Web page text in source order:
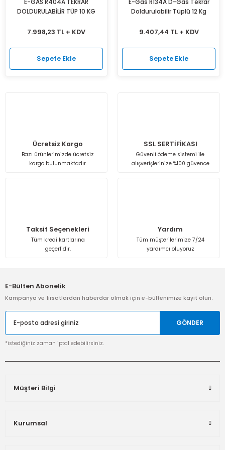
Isı Geri Kazanım Cihazları
Elektrostatik Filtreler
E-GAS R404A TEKRAR
DOLDURULABİLİR TÜP 10 KG
7.998,23 TL + KDV
Sepete Ekle
E-Gas R134A D-Gas Tekrar
Doldurulabilir Tüplü 12 Kg
9.407,44 TL + KDV
Sepete Ekle
Ücretsiz Kargo
Bazı ürünlerimizde ücretsiz
kargo bulunmaktadır.
SSL SERTİFİKASI
Güvenli ödeme sistemi ile
alışverişlerinize %100 güvence
Taksit Seçenekleri
Tüm kredi kartlarına
geçerlidir.
Yardım
Tüm müşterilerimize 7/24
yardımcı oluyoruz
E-Bülten Abonelik
Kampanya ve fırsatlardan haberdar olmak için e-bültenimize kayıt olun.
GÖNDER
*istediğiniz zaman iptal edebilirsiniz.
Müşteri Bilgi
Kurumsal